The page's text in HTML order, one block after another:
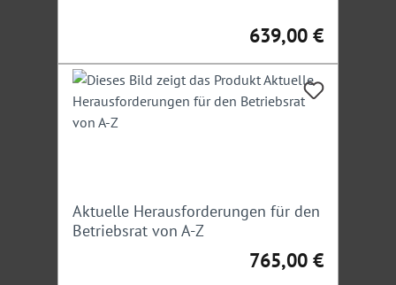
Regulärer Preis:
639,00 €
Aktuelle Herausforderungen für den
Betriebsrat von A-Z
Regulärer Preis:
765,00 €